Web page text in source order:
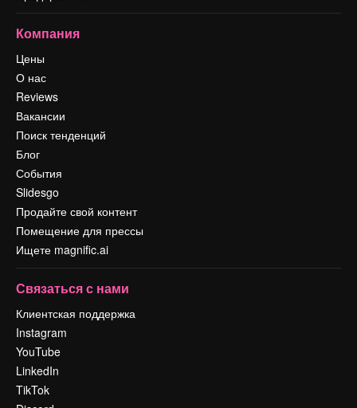
Компания
Цены
О нас
Reviews
Вакансии
Поиск тенденций
Блог
События
Slidesgo
Продайте свой контент
Помещение для прессы
Ищете magnific.ai
Связаться с нами
Клиентская поддержка
Instagram
YouTube
LinkedIn
TikTok